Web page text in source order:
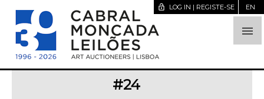

lock_open LOG IN | REGISTE-SE EN
#24